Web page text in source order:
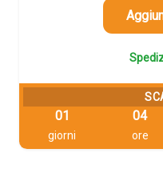
01
giorni
04
ore